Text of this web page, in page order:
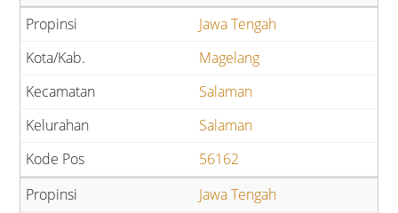
Jawa Tengah
Magelang
Salaman
Salaman
56162
Jawa Tengah